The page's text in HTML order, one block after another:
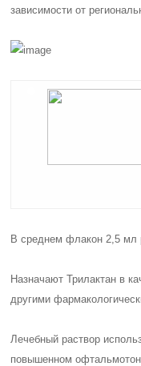
зависимости от
В среднем флакон 2,5 мл
Назначают Трилактан в
другими
Лечебный раствор
повышенном